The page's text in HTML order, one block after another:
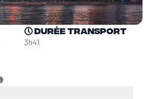
🕔Durée transport
3h41